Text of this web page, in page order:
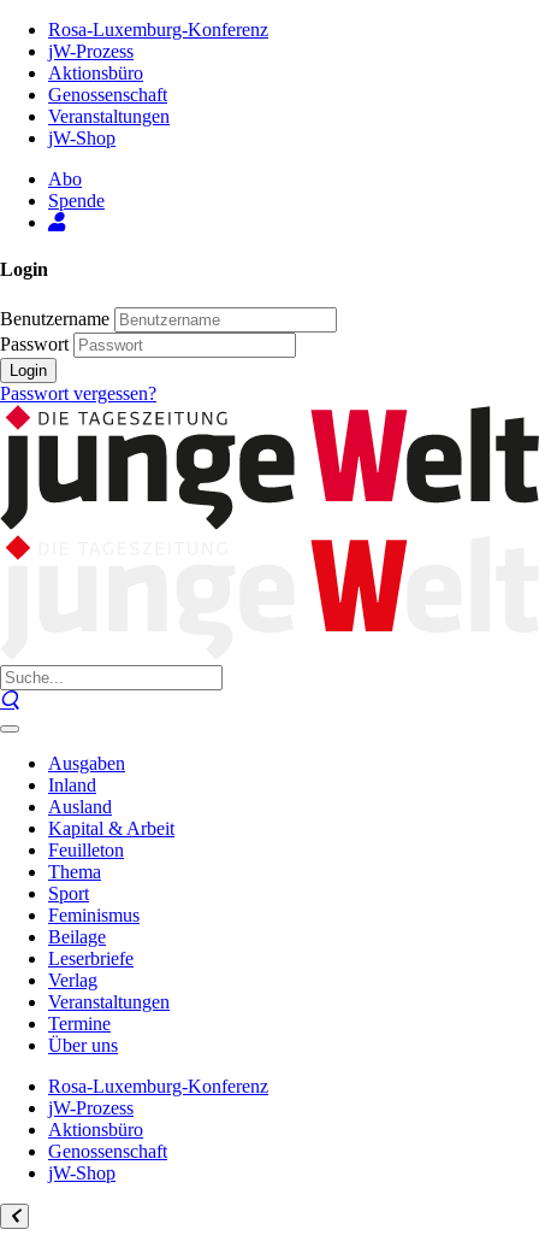
Inhalt
Seite
Rosa-Luxemburg-Konferenz
jW-Prozess
Aktionsbüro
Genossenschaft
Veranstaltungen
jW-Shop
Abo
Spende
Login
Benutzername
Passwort
Login
Passwort vergessen?
Ausgaben
Inland
Ausland
Kapital & Arbeit
Feuilleton
Thema
Sport
Feminismus
Beilage
Leserbriefe
Verlag
Veranstaltungen
Termine
Über uns
Rosa-Luxemburg-Konferenz
jW-Prozess
Aktionsbüro
Genossenschaft
jW-Shop